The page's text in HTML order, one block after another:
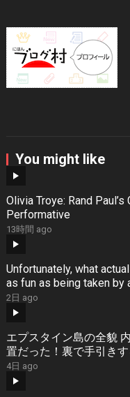
You might like
Olivia Troye: Rand
Performative
13時間 ago
Unfortunately, what
as fun as being taken by
2日 ago
エプスタイン島の全貌
置だった！裏で手引き
が集まるBARシーズン
4日 ago